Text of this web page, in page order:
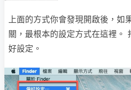
上面的方式你會發現開啟後，如
關，最根本的設定方式在這裡。
好設定。